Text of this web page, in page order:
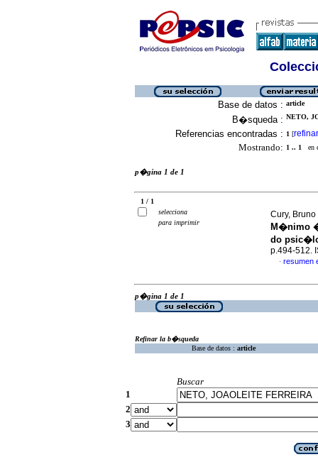
Base de datos : article
B�squeda : NETO,
Referencias encontradas : 1 [refinar
Mostrando: 1 .. 1 en
p�gina 1 de 1
1 / 1
selecciona
para imprimir
Cury,
M�nimo
do
p.494-512.
· resumen
p�gina 1 de 1
Refinar la b�squeda
Base de datos : article
Buscar
1
2
3